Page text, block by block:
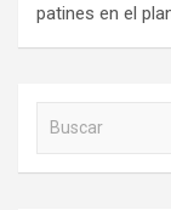
patines en el